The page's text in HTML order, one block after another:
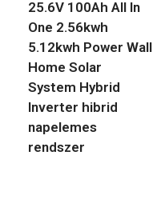
25.6V 100Ah All In
One 2.56kwh
5.12kwh Power Wall
Home Solar
System Hybrid
Inverter hibrid
napelemes
rendszer